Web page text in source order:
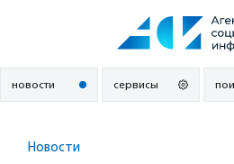
новости сервисы
Новости